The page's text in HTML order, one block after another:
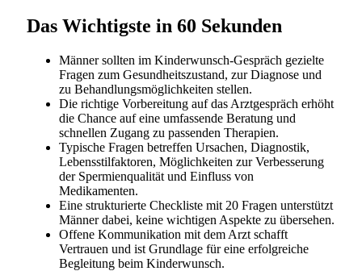
Das Wichtigste in 60 Sekunden
Männer sollten im Kinderwunsch-Gespräch gezielte
Fragen zum Gesundheitszustand, zur Diagnose und
zu Behandlungsmöglichkeiten stellen.
Die richtige Vorbereitung auf das Arztgespräch erhöht
die Chance auf eine umfassende Beratung und
schnellen Zugang zu passenden Therapien.
Typische Fragen betreffen Ursachen, Diagnostik,
Lebensstilfaktoren, Möglichkeiten zur Verbesserung
der Spermienqualität und Einfluss von
Medikamenten.
Eine strukturierte Checkliste mit 20 Fragen unterstützt
Männer dabei, keine wichtigen Aspekte zu übersehen.
Offene Kommunikation mit dem Arzt schafft
Vertrauen und ist Grundlage für eine erfolgreiche
Begleitung beim Kinderwunsch.